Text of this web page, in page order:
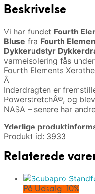
Beskrivelse
Vi har fundet Fourth
Bluse fra Fourth
Dykkerudstyr
varmeisolering fås
Fourth Elements
Â
Inderdragten er
PowerstretchÂ®, og
NASA – senere har
Yderlige
Produkt id: 3933
Relaterede
På Udsalg! 10%